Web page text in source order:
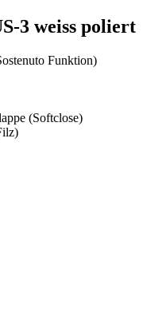
3 weiss poliert
Funktion)
(Softclose)